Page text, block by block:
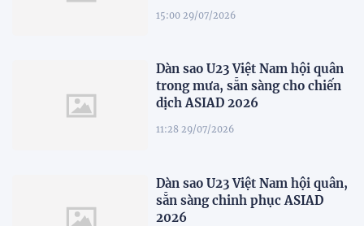
15:00 29/07/2026
Dàn sao U23 Việt Nam hội quân
trong mưa, sẵn sàng cho chiến
dịch ASIAD 2026
11:28 29/07/2026
Dàn sao U23 Việt Nam hội quân,
sẵn sàng chinh phục ASIAD
2026